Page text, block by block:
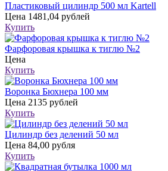
Пластиковый цилиндр 500 мл Kartell
Цена 1481,04 рублей
Купить
Фарфоровая крышка к тиглю №2
Цена
Купить
Воронка Бюхнера 100 мм
Цена 2135 рублей
Купить
Цилиндр без делений 50 мл
Цена 84,00 рубля
Купить